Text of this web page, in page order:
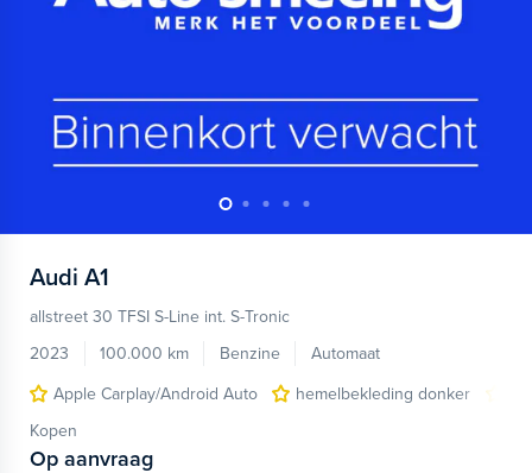
Audi A1
allstreet 30 TFSI S-Line int. S-Tronic
2023
100.000 km Benzine
Automaat
Apple Carplay/Android Auto
hemelbekleding donker
Kopen
Op aanvraag